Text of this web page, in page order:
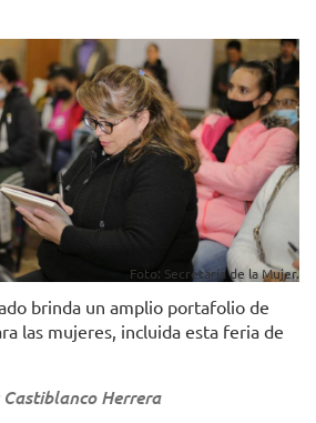
Foto: Secretaría de la Mujer.
brinda un amplio portafolio de
las mujeres, incluida esta feria de
Herrera